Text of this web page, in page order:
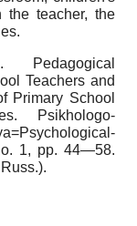
the teacher, the
Teachers and
Primary School
Psikhologo-
1, pp. 44—58.